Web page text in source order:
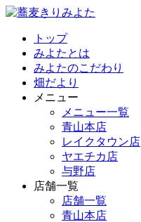
トップ
みよたとは
みよたのこだわり
畑だより
メニュー
メニュー一覧
青山本店
レイクタウン店
ヤエチカ店
与野店
店舗一覧
店舗一覧
青山本店